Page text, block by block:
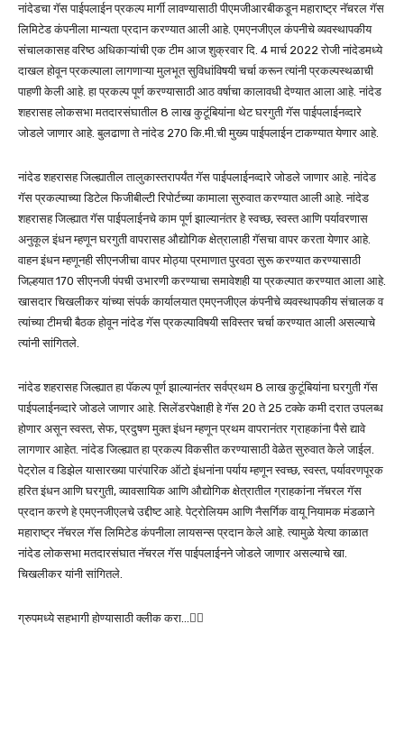
नांदेडचा गॅस पाईपलाईन प्रकल्प मार्गी लावण्यासाठी पीएमजीआरबीकडून महाराष्ट्र नॅचरल गॅस
लिमिटेड कंपनीला मान्यता प्रदान करण्यात आली आहे. एमएनजीएल कंपनीचे व्यवस्थापकीय
संचालकासह वरिष्ठ अधिकाऱ्यांची एक टीम आज शुक्रवार दि. 4 मार्च 2022 रोजी नांदेडमध्ये
दाखल होवून प्रकल्पाला लागणाऱ्या मुलभूत सुविधांविषयी चर्चा करून त्यांनी प्रकल्पस्थळाची
पाहणी केली आहे. हा प्रकल्प पूर्ण करण्यासाठी आठ वर्षाचा कालावधी देण्यात आला आहे. नांदेड
शहरासह लोकसभा मतदारसंघातील 8 लाख कुटूंबियांना थेट घरगुती गॅस पाईपलाईनव्दारे
जोडले जाणार आहे. बुलढाणा ते नांदेड 270 कि.मी.ची मुख्य पाईपलाईन टाकण्यात येणार आहे.
नांदेड शहरासह जिल्ह्यातील तालुकास्तरापर्यंत गॅस पाईपलाईनव्दारे जोडले जाणार आहे. नांदेड
गॅस प्रकल्पाच्या डिटेल फिजीबील्टी रिपोर्टच्या कामाला सुरुवात करण्यात आली आहे. नांदेड
शहरासह जिल्ह्यात गॅस पाईपलाईनचे काम पूर्ण झाल्यानंतर हे स्वच्छ, स्वस्त आणि पर्यावरणास
अनुकूल इंधन म्हणून घरगुती वापरासह औद्योगिक क्षेत्रालाही गॅसचा वापर करता येणार आहे.
वाहन इंधन म्हणूनही सीएनजीचा वापर मोठ्या प्रमाणात पुरवठा सुरू करण्यात करण्यासाठी
जिल्हयात 170 सीएनजी पंपची उभारणी करण्याचा समावेशही या प्रकल्पात करण्यात आला आहे.
खासदार चिखलीकर यांच्या संपर्क कार्यालयात एमएनजीएल कंपनीचे व्यवस्थापकीय संचालक व
त्यांच्या टीमची बैठक होवून नांदेड गॅस प्रकल्पाविषयी सविस्तर चर्चा करण्यात आली असल्याचे
त्यांनी सांगितले.
नांदेड शहरासह जिल्ह्यात हा पॅकल्प पूर्ण झाल्यानंतर सर्वप्रथम 8 लाख कुटूंबियांना घरगुती गॅस
पाईपलाईनव्दारे जोडले जाणार आहे. सिलेंडरपेक्षाही हे गॅस 20 ते 25 टक्के कमी दरात उपलब्ध
होणार असून स्वस्त, सेफ, प्रदुषण मुक्त इंधन म्हणून प्रथम वापरानंतर ग्राहकांना पैसे द्यावे
लागणार आहेत. नांदेड जिल्ह्यात हा प्रकल्प विकसीत करण्यासाठी वेळेत सुरुवात केले जाईल.
पेट्रोल व डिझेल यासारख्या पारंपारिक ऑटो इंधनांना पर्याय म्हणून स्वच्छ, स्वस्त, पर्यावरणपूरक
हरित इंधन आणि घरगुती, व्यावसायिक आणि औद्योगिक क्षेत्रातील ग्राहकांना नॅचरल गॅस
प्रदान करणे हे एमएनजीएलचे उद्दीष्ट आहे. पेट्रोलियम आणि नैसर्गिक वायू नियामक मंडळाने
महाराष्ट्र नॅचरल गॅस लिमिटेड कंपनीला लायसन्स प्रदान केले आहे. त्यामुळे येत्या काळात
नांदेड लोकसभा मतदारसंघात नॅचरल गॅस पाईपलाईनने जोडले जाणार असल्याचे खा.
चिखलीकर यांनी सांगितले.
ग्रुपमध्ये सहभागी होण्यासाठी क्लीक करा…👆🏻